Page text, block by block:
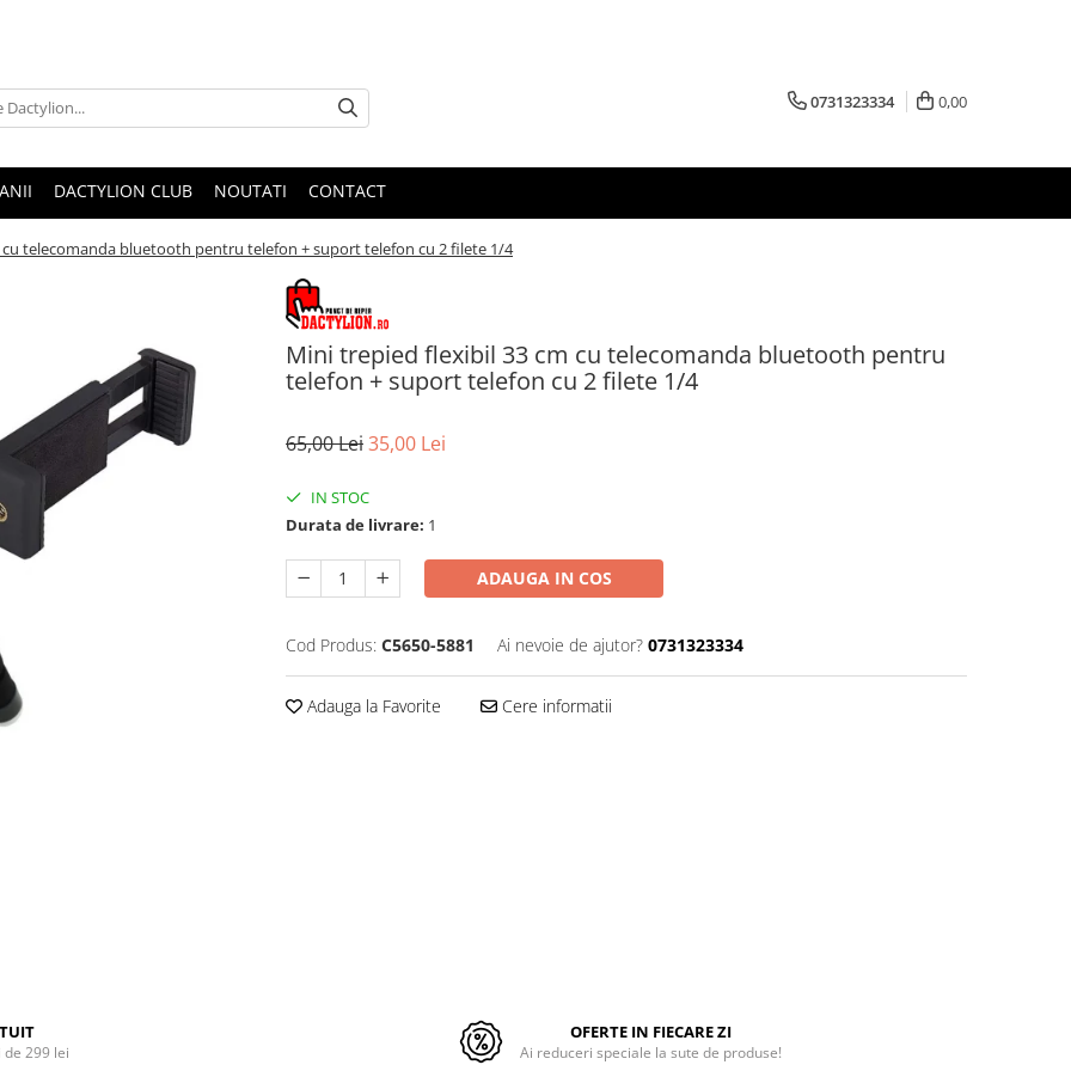
0731323334 0,00
DACTYLION CLUB NOUTATI CONTACT
telecomanda bluetooth pentru telefon + suport telefon cu 2 filete 1/4
Mini trepied flexibil 33 cm cu telecomanda bluetooth pentru
telefon + suport telefon cu 2 filete 1/4
65,00 Lei35,00 Lei
IN STOC
Durata de livrare: 1
ADAUGA IN COS
Cod Produs: C5650-5881 Ai nevoie de ajutor? 0731323334
Adauga la Favorite Cere informatii
299 lei
OFERTE IN FIECARE ZI
Ai reduceri speciale la sute de produse!